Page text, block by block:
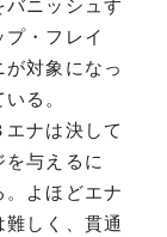
バニッシュす
・フレイ
対象になっ
る。
ナは決して
を与えるに
。よほどエナ
しく、貫通